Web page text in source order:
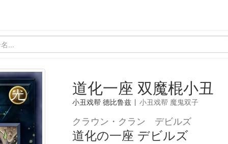
道化一座 双魔棍小丑
小丑戏帮 德比鲁兹 | 小丑戏帮 魔鬼双子
クラウン・クラン デビルズ
道化の一座 デビルズ